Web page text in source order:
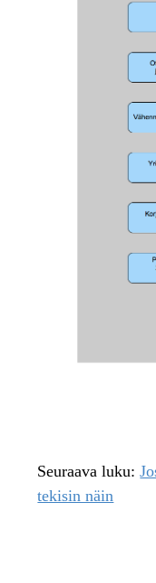
Seuraava luku:
tekisin näin